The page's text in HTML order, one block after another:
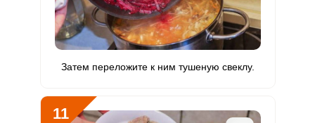
Затем переложите к ним тушеную свеклу.
11